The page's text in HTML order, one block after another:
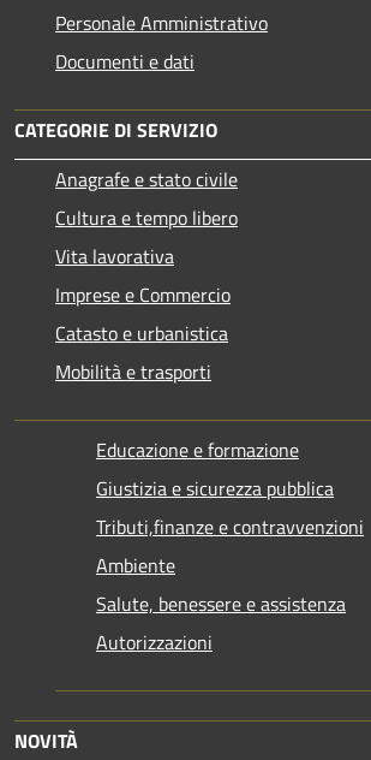
Personale Amministrativo
Documenti e dati
CATEGORIE DI SERVIZIO
Anagrafe e stato civile
Cultura e tempo libero
Vita lavorativa
Imprese e Commercio
Catasto e urbanistica
Mobilità e trasporti
Educazione e formazione
Giustizia e sicurezza pubblica
Tributi,finanze e contravvenzioni
Ambiente
Salute, benessere e assistenza
Autorizzazioni
NOVITÀ